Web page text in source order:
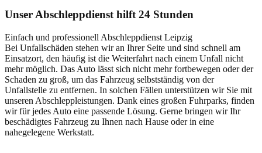
Unser Abschleppdienst hilft 24 Stunden
Einfach und professionell Abschleppdienst Leipzig
Bei Unfallschäden stehen wir an Ihrer Seite und sind schnell am
Einsatzort, den häufig ist die Weiterfahrt nach einem Unfall nicht
mehr möglich. Das Auto lässt sich nicht mehr fortbewegen oder der
Schaden zu groß, um das Fahrzeug selbstständig von der
Unfallstelle zu entfernen. In solchen Fällen unterstützen wir Sie mit
unseren Abschleppleistungen. Dank eines großen Fuhrparks, finden
wir für jedes Auto eine passende Lösung. Gerne bringen wir Ihr
beschädigtes Fahrzeug zu Ihnen nach Hause oder in eine
nahegelegene Werkstatt.